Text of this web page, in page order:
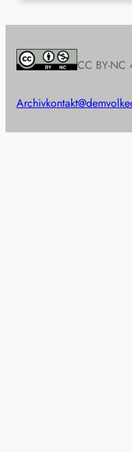
CC BY-NC
Archiv